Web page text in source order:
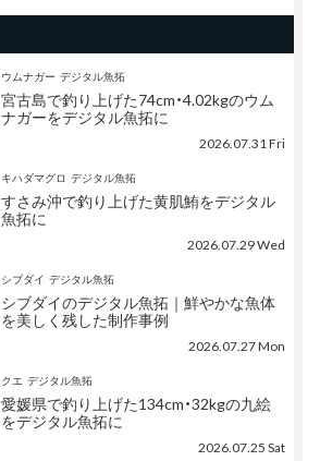
ウムナガー デジタル魚拓
宮古島で釣り上げた74cm・4.02kgのウム
ナガーをデジタル魚拓に
2026.07.31 Fri
キハダマグロ デジタル魚拓
すさみ沖で釣り上げた黄肌鮪をデジタル
魚拓に
2026.07.29 Wed
シブダイ デジタル魚拓
シブダイのデジタル魚拓｜鮮やかな魚体
を美しく残した制作事例
2026.07.27 Mon
クエ デジタル魚拓
愛媛県で釣り上げた134cm・32kgの九絵
をデジタル魚拓に
2026.07.25 Sat